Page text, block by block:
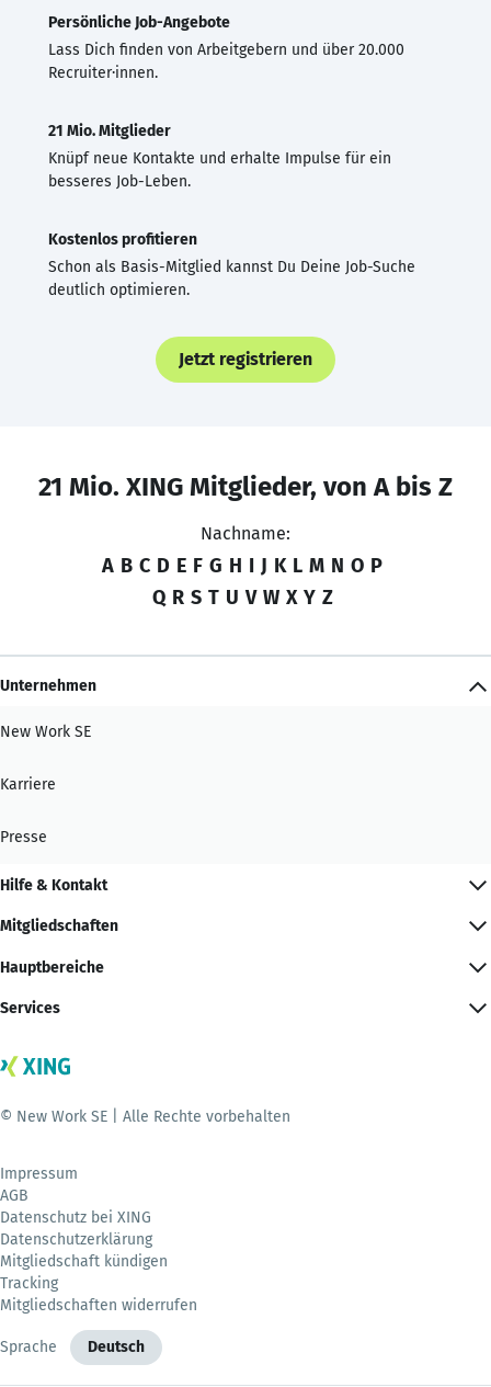
Persönliche Job-Angebote
Lass Dich finden von Arbeitgebern und über 20.000
Recruiter·innen.
21 Mio. Mitglieder
Knüpf neue Kontakte und erhalte Impulse für ein
besseres Job-Leben.
Kostenlos profitieren
Schon als Basis-Mitglied kannst Du Deine Job-Suche
deutlich optimieren.
Jetzt registrieren
21 Mio. XING Mitglieder, von A bis Z
Nachname:
A B C D E F G H I J K L M N O P
Q R S T U V W X Y Z
Unternehmen
New Work SE
Karriere
Presse
Hilfe & Kontakt
Mitgliedschaften
Hauptbereiche
Services
© New Work SE | Alle Rechte vorbehalten
Impressum
AGB
Datenschutz bei XING
Datenschutzerklärung
Mitgliedschaft kündigen
Tracking
Mitgliedschaften widerrufen
Sprache Deutsch